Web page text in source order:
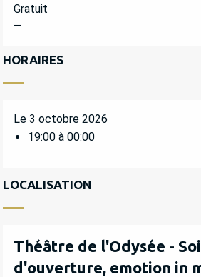
Gratuit
—
HORAIRES
Le 3 octobre 2026
19:00 à 00:00
LOCALISATION
Théâtre de l'Odysée -
d'ouverture, emotion in